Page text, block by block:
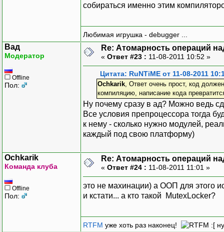
собираться именно этим
Любимая игрушка - debugger ...
Вад
Модератор
Offline
Пол:
Re: Атомарность операций
« Ответ #23 : 11-08-2011 10:52 »
Цитата: RuNTiME от 11-08-2011
Ochkarik, Ответ очень прост, код
компиляцию, написание кода
Ну почему сразу в ад? Можно ведь
Все условия препроцессора тогда
к нему - сколько нужно модулей,
каждый под свою платформу)
Ochkarik
Команда клуба
Offline
Пол:
Re: Атомарность операций
« Ответ #24 : 11-08-2011 11:01 »
это не махинации) а ООП для этого
и кстати... а кто такой MutexLocker?
RTFM уже хоть раз наконец! :[